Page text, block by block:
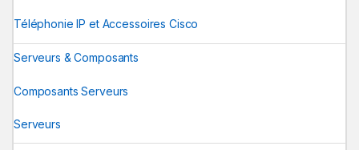
Téléphonie IP et Accessoires Cisco
Serveurs & Composants
Composants Serveurs
Serveurs